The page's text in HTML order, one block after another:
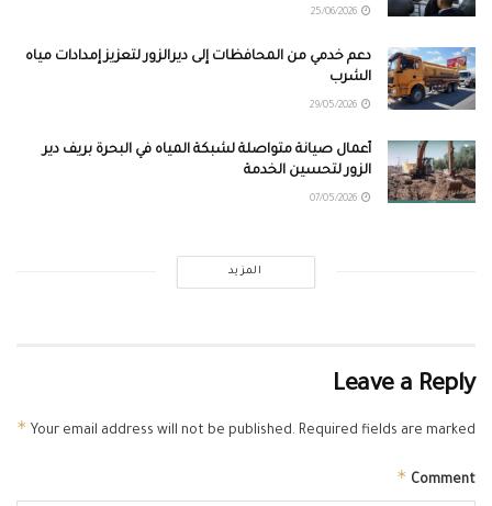
دعم خدمي من المحافظات إلى ديرالزور لتعزيز إمدادات مياه
الشرب
أعمال صيانة متواصلة لشبكة المياه في البحرة بريف دير
الزور لتحسين الخدمة
المزيد
Leave a Reply
Your email address will not be published. Required fields are marked
*
Comment
*